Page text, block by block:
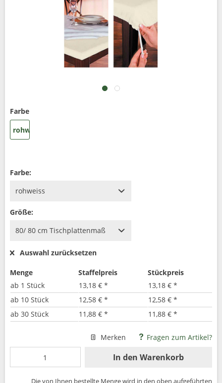
Farbe
rohweiss
Farbe:
Größe:
Auswahl zurücksetzen
Menge Staffelpreis
Stückpreis
ab 1 Stück 13,18 € *
13,18 € *
ab 10 Stück 12,58 € *
12,58 € *
ab 30 Stück 11,88 € * 11,88 € *
Merken Fragen zum Artikel?
In den Warenkorb
Die von Ihnen bestellte Menge wird in den oben aufgeführten